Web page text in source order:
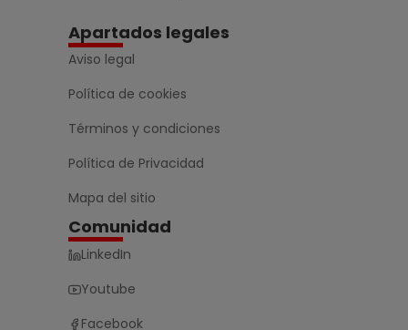
Apartados legales
Aviso legal
Política de cookies
Términos y condiciones
Política de Privacidad
Mapa del sitio
Comunidad
LinkedIn
Youtube
Facebook